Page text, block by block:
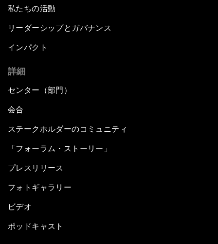
私たちの活動
リーダーシップとガバナンス
インパクト
詳細
センター（部門）
会合
ステークホルダーのコミュニティ
「フォーラム・ストーリー」
プレスリリース
フォトギャラリー
ビデオ
ポッドキャスト